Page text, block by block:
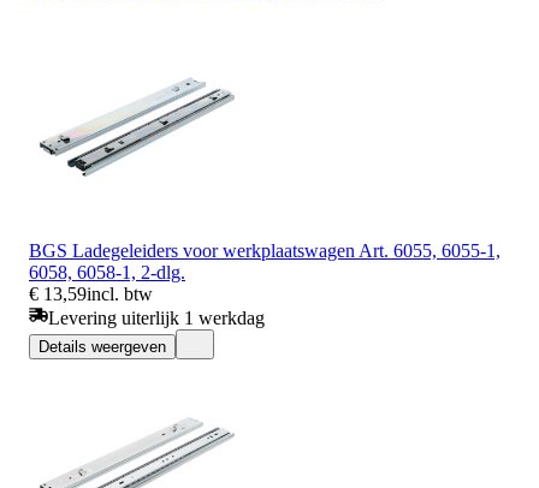
BGS Ladegeleiders voor werkplaatswagen Art. 6055, 6055-1,
6058, 6058-1, 2-dlg.
€ 13,59incl. btw
Levering uiterlijk 1 werkdag
Details weergeven